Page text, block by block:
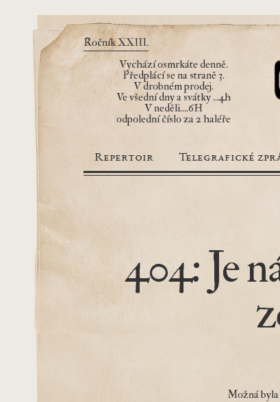
Ročník XXIII.
Vychází osmrkáte denně.
Předplácí se na straně 3.
V drobném prodej.
Ve všední dny a svátky ...4h
V neděli....6H
odpolední číslo za 2 haléře
Repertoir Telegrafické
404: Je
Možná byla